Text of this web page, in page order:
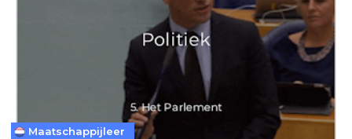
Maatschappijleer